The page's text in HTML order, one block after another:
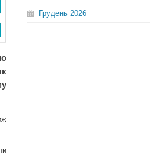
Грудень 2026